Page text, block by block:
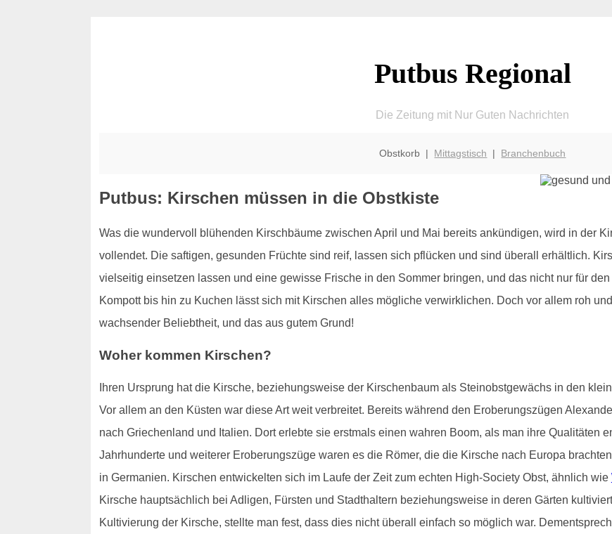
Putbus Regional
Die Zeitung mit Nur Guten Nachrichten
Obstkorb | Mittagstisch | Branchenbuch
Putbus: Kirschen müssen in die Obstkiste
Was die wundervoll blühenden Kirschbäume zwischen April und Mai bereits ankündigen, wird in der
vollendet. Die saftigen, gesunden Früchte sind reif, lassen sich pflücken und sind überall erhältlich.
vielseitig einsetzen lassen und eine gewisse Frische in den Sommer bringen, und das nicht nur für
Kompott bis hin zu Kuchen lässt sich mit Kirschen alles mögliche verwirklichen. Doch vor allem roh
wachsender Beliebtheit, und das aus gutem Grund!
Woher kommen Kirschen?
Ihren Ursprung hat die Kirsche, beziehungsweise der Kirschenbaum als Steinobstgewächs in den
Vor allem an den Küsten war diese Art weit verbreitet. Bereits während den Eroberungszügen
nach Griechenland und Italien. Dort erlebte sie erstmals einen wahren Boom, als man ihre Qualitäten
Jahrhunderte und weiterer Eroberungszüge waren es die Römer, die die Kirsche nach Europa
in Germanien. Kirschen entwickelten sich im Laufe der Zeit zum echten High-Society Obst, ähnlich wie
Kirsche hauptsächlich bei Adligen, Fürsten und Stadthaltern beziehungsweise in deren Gärten
Kultivierung der Kirsche, stellte man fest, dass dies nicht überall einfach so möglich war.